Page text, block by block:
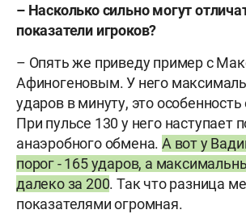
– Насколько сильно могут
показатели игроков?
– Опять же приведу пример с
Афиногеновым. У него
ударов в минуту, это
При пульсе 130 у него наступает
анаэробного обмена.А вот у
порог - 165 ударов, а
далеко за 200. Так что разница
показателями огромная.